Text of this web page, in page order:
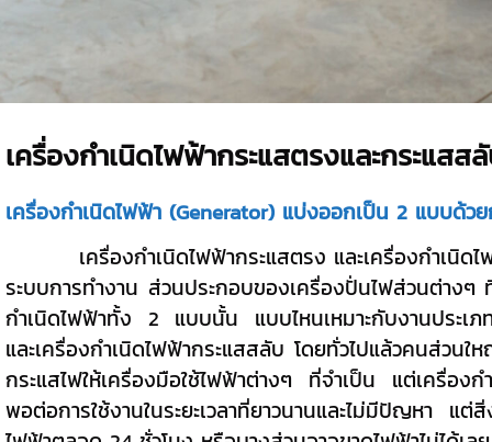
เครื่องกำเนิดไฟฟ้ากระแสตรงและกระแส
เครื่องกำเนิดไฟฟ้า (Generator) แบ่งออกเป็น 2 แบบด้ว
เครื่องกำเนิดไฟฟ้ากระแสตรง และเครื่องกำเนิดไ
ระบบการทำงาน ส่วนประกอบของเครื่องปั่นไฟส่วนต่าง
กำเนิดไฟฟ้าทั้ง 2 แบบนั้น แบบไหนเหมาะกับงานประเภ
และเครื่องกำเนิดไฟฟ้ากระแสสลับ โดยทั่วไปแล้วคนส่วน
กระแสไฟให้เครื่องมือใช้ไฟฟ้าต่างๆ ที่จำเป็น แต่เครื่อง
พอต่อการใช้งานในระยะเวลาที่ยาวนานและไม่มีปัญหา